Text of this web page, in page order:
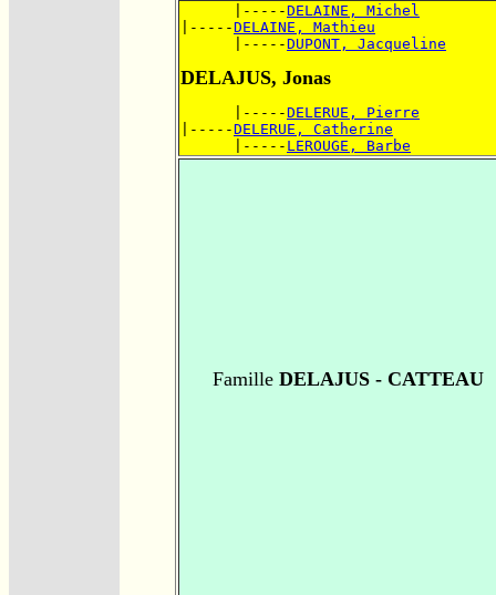
      |-----
DELAINE, Michel
|-----DELAINE, Mathieu
      |-----
DUPONT, Jacqueline
DELAJUS, Jonas
      |-----
DELERUE, Pierre
|-----DELERUE, Catherine
      |-----
LEROUGE, Barbe
Famille DELAJUS - CATTEAU